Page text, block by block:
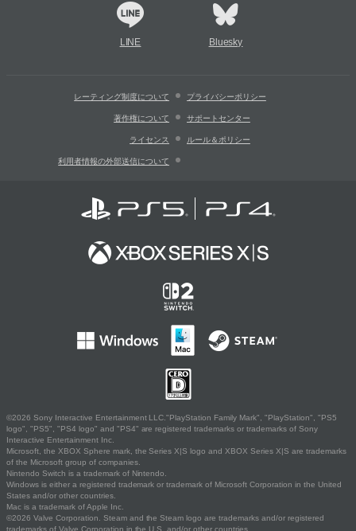
LINE Bluesky
レーティング制度について プライバシーポリシー
著作権について サポートセンター
ライセンス ルール＆ポリシー
利用者情報の外部送信について
©2026 Sony Interactive Entertainment LLC."PlayStation Family Mark", "PlayStation", "PS5
logo", "PS5", "PS4 logo" and "PS4" are registered trademarks or trademarks of Sony
Interactive Entertainment Inc.
Microsoft, the XBOX Sphere mark, the Series X|S logo and XBOX Series X|S are trademarks
of the Microsoft group of companies.
Nintendo Switch is a trademark of Nintendo.
Windows is either a registered trademark or trademark of Microsoft Corporation in the United
States and/or other countries.
Mac is a trademark of Apple Inc.
©2026 Valve Corporation. Steam and the Steam logo are trademarks and/or registered
trademarks of Valve Corporation in the U.S. and/or other countries.